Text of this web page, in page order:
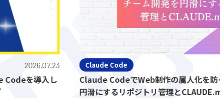
2026.07.23
導入し
Claude Code
Claude CodeでWeb制作の属人化を防ぐ！
円滑にするリポジトリ管理とCLAUDE.md活